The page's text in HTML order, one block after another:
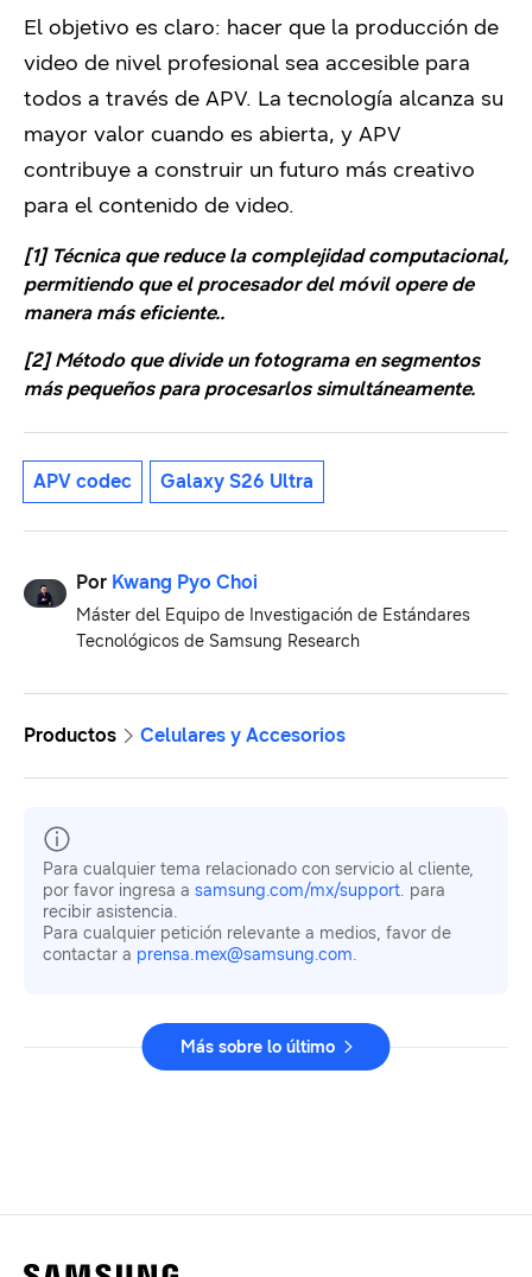
El objetivo es claro: hacer que la producción de
video de nivel profesional sea accesible para
todos a través de APV. La tecnología alcanza su
mayor valor cuando es abierta, y APV
contribuye a construir un futuro más creativo
para el contenido de video.
[1] Técnica que reduce la complejidad computacional,
permitiendo que el procesador del móvil opere de
manera más eficiente..
[2] Método que divide un fotograma en segmentos
más pequeños para procesarlos simultáneamente.
APV codec Galaxy S26 Ultra
Por Kwang Pyo Choi
Máster del Equipo de Investigación de Estándares
Tecnológicos de Samsung Research
Productos Celulares y Accesorios
Para cualquier tema relacionado con servicio al cliente,
por favor ingresa a samsung.com/mx/support. para
recibir asistencia.
Para cualquier petición relevante a medios, favor de
contactar a prensa.mex@samsung.com.
Más sobre lo último